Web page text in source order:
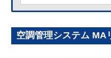
空調管理システム MA